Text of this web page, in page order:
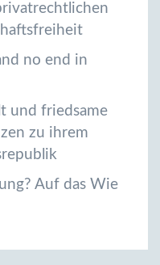
no end in
und friedsame
zu ihrem
Auf das Wie